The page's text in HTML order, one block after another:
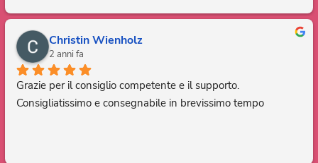
Christin Wienholz
2 anni fa
Grazie per il consiglio competente e il supporto.
Consigliatissimo e consegnabile in brevissimo tempo